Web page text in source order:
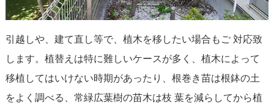
引越しや、建て直し等で、植木を移したい場合もご 対応致
します。植替えは特に難しいケースが多く、植木によって
移植してはいけない時期があったり、根巻き苗は根鉢の土
をよく調べる、常緑広葉樹の苗木は枝 葉を減らしてから植